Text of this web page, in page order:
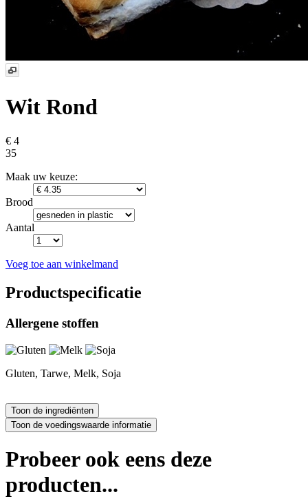
Wit Rond
€ 4
35
Maak uw keuze:
Brood
Aantal
Voeg toe aan winkelmand
Productspecificatie
Allergene stoffen
Gluten, Tarwe, Melk, Soja
Probeer ook eens deze
producten...